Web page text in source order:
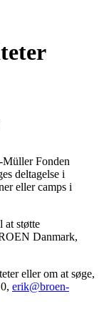
Fonden
deltagelse i
eller camps i
at støtte
Danmark,
eller om at søge,
erik@broen-